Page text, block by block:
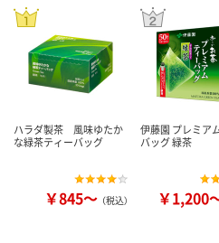
ハラダ製茶 風味ゆたか
な緑茶ティーバッグ
￥845～ （税込）
伊藤園 プレミア
バッグ 緑茶
￥1,200